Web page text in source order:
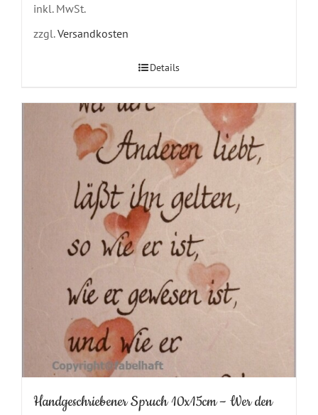
inkl. MwSt.
zzgl.Versandkosten
Details
Handgeschriebener Spruch 10x15cm – Wer den